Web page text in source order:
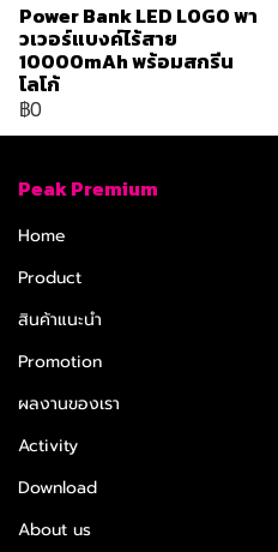
Power Bank LED LOGO พา
วเวอร์แบงค์ไร้สาย
10000mAh พร้อมสกรีน
โลโก้
฿0
Peak Premium
Home
Product
สินค้าแนะนำ
Promotion
ผลงานของเรา
Activity
Download
About us